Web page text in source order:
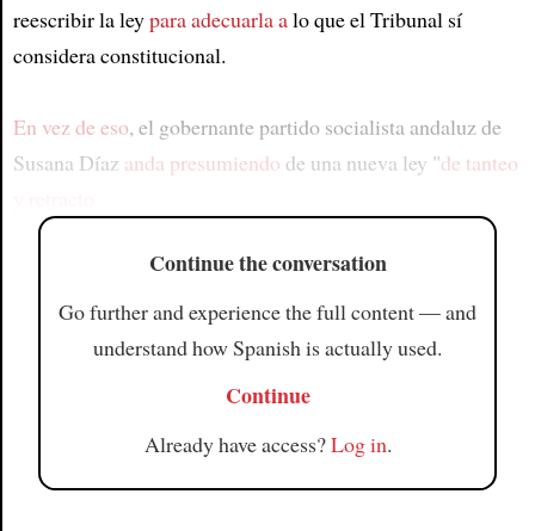
reescribir la leypara adecuarla alo que el Tribunal sí
considera constitucional.
En vez de eso, el gobernante partido socialista andaluz de
Susana Díaz anda presumiendo de una nueva ley "de tanteo
Continue the conversation
Go further and experience the full content — and
understand how Spanish is actually used.
Continue
Already have access?Log in.